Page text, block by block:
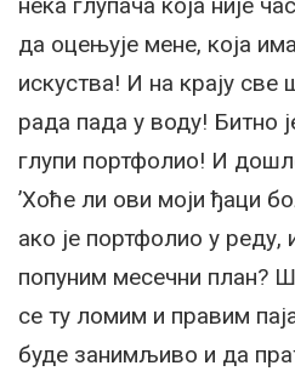
да оцењује мене, која
искуства! И на крају све
рада пада у воду! Битно
глупи портфолио! И
’Хоће ли ови моји ђаци
ако је портфолио у реду,
попуним месечни план?
се ту ломим и правим
буде занимљиво и да